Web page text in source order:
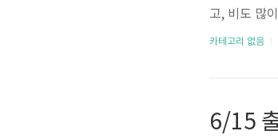
고, 비도 많
에 에어컨을
에너지 캐시
카테고리 없음
6/15